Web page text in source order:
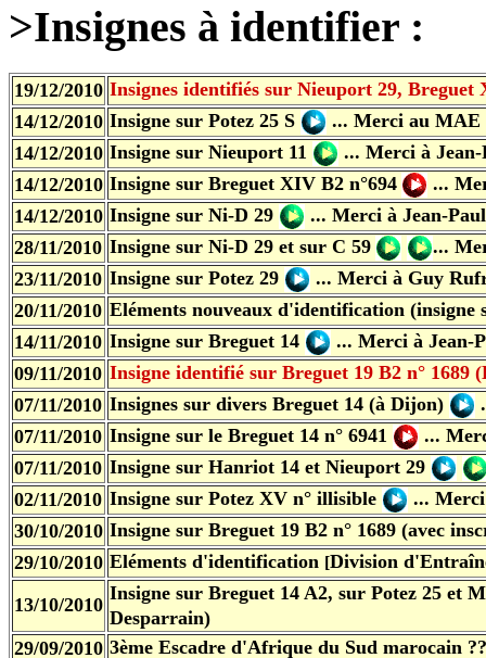
>Insignes à identifier :
19/12/2010 Insignes identifiés sur Nieuport 29, Breguet
14/12/2010 Insigne sur Potez 25 S ... Merci au MAE
14/12/2010 Insigne sur Nieuport 11 ... Merci à
14/12/2010 Insigne sur Breguet XIV B2 n°694 ...
14/12/2010 Insigne sur Ni-D 29 ... Merci à Jean-
28/11/2010 Insigne sur Ni-D 29 et sur C 59 ...
23/11/2010 Insigne sur Potez 29 ... Merci à Guy
20/11/2010 Eléments nouveaux d'identification (insigne
14/11/2010 Insigne sur Breguet 14 ... Merci à Jean-
09/11/2010 Insigne identifié sur Breguet 19 B2 n° 1689
07/11/2010 Insignes sur divers Breguet 14 (à Dijon)
07/11/2010 Insigne sur le Breguet 14 n° 6941 ...
07/11/2010 Insigne sur Hanriot 14 et Nieuport 29
02/11/2010 Insigne sur Potez XV n° illisible ...
30/10/2010 Insigne sur Breguet 19 B2 n° 1689 (avec
29/10/2010 Eléments d'identification [Division
13/10/2010
Insigne sur Breguet 14 A2, sur Potez 25 et
Desparrain)
29/09/2010 3ème Escadre d'Afrique du Sud marocain